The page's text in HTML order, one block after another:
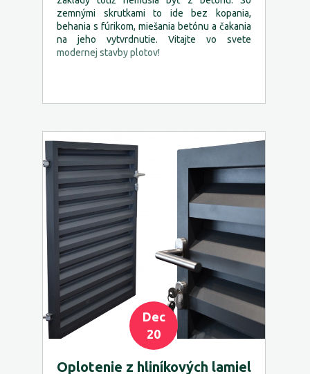
zemnými skrutkami to ide bez kopania,
behania s fúrikom, miešania betónu a čakania
na jeho vytvrdnutie. Vitajte vo svete
modernej stavby plotov!
Oplotenie z hliníkových lamiel
Dec
20